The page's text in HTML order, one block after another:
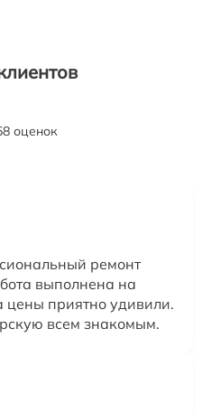
оценок
ремонт
выполнена на
цены приятно удивили.
всем знакомым.